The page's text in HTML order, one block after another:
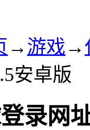
→ 游戏 →
安卓版
录网